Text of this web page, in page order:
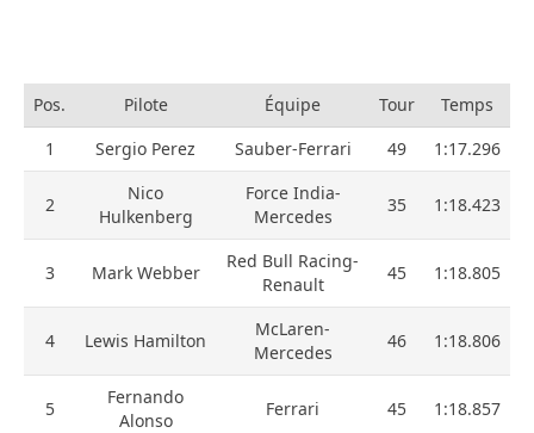
Pos. Pilote Équipe Tour
Temps
1
Sergio Perez Sauber-Ferrari 49 1:17.296
2
Nico
Hulkenberg
Force India-
Mercedes
35 1:18.423
3 Mark Webber
Red Bull Racing-
Renault
45 1:18.805
4 Lewis Hamilton
McLaren-
Mercedes
46 1:18.806
5
Fernando
Alonso
Ferrari 45 1:18.857